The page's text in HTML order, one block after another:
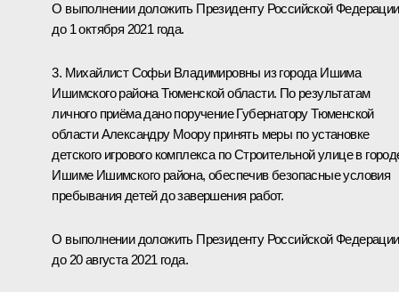
О выполнении доложить Президенту Российской Федерации
до 1 октября 2021 года.
3. Михайлист Софьи Владимировны из города Ишима
Ишимского района Тюменской области. По результатам
личного приёма дано поручение Губернатору Тюменской
области Александру Моору принять меры по установке
детского игрового комплекса по Строительной улице в
Ишиме Ишимского района, обеспечив безопасные условия
пребывания детей до завершения работ.
О выполнении доложить Президенту Российской Федерации
до 20 августа 2021 года.